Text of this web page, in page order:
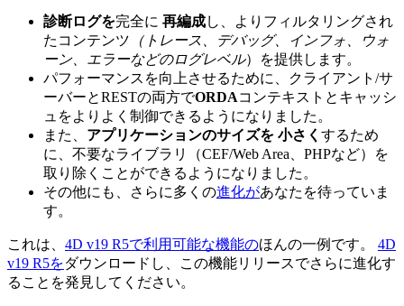
診断ログを完全に 再編成し、よりフィルタリングされ
たコンテンツ （トレース、デバッグ、インフォ、ウォ
ーン、エラーなどのログレベル）を提供します。
パフォーマンスを向上させるために、クライアント/サ
ーバーとRESTの両方でORDAコンテキストとキャッシ
ュをよりよく制御できるようになりました。
また、 アプリケーションのサイズを 小さく するため
に、不要なライブラリ（CEF/Web Area、PHPなど）を
取り除くことができるようになりました。
その他にも、さらに多くの進化があなたを待っていま
す。
これは、 4D v19 R5で利用可能な機能のほんの一例です。 4D
v19 R5をダウンロードし、この機能リリースでさらに進化す
ることを発見してください。